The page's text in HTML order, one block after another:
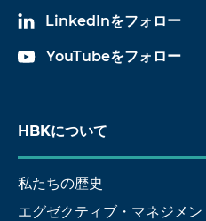
LinkedInをフォロー
YouTubeをフォロー
HBKについて
私たちの歴史
エグゼクティブ・マネジメン